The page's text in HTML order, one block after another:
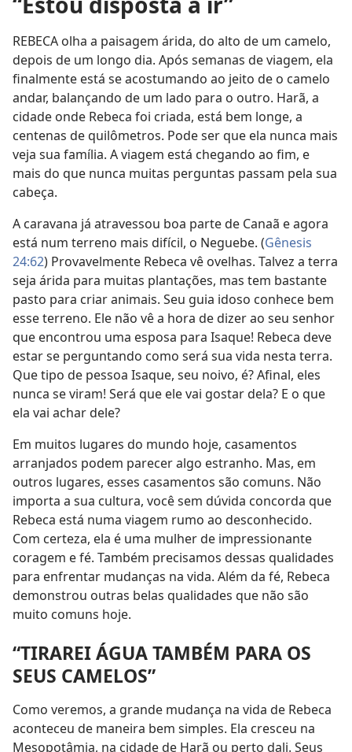
REBECA olha a paisagem árida, do alto de um camelo,
depois de um longo dia. Após semanas de viagem, ela
finalmente está se acostumando ao jeito de o camelo
andar, balançando de um lado para o outro. Harã, a
cidade onde Rebeca foi criada, está bem longe, a
centenas de quilômetros. Pode ser que ela nunca mais
veja sua família. A viagem está chegando ao fim, e
mais do que nunca muitas perguntas passam pela sua
cabeça.
A caravana já atravessou boa parte de Canaã e agora
está num terreno mais difícil, o Neguebe. (Gênesis
24:62) Provavelmente Rebeca vê ovelhas. Talvez a terra
seja árida para muitas plantações, mas tem bastante
pasto para criar animais. Seu guia idoso conhece bem
esse terreno. Ele não vê a hora de dizer ao seu senhor
que encontrou uma esposa para Isaque! Rebeca deve
estar se perguntando como será sua vida nesta terra.
Que tipo de pessoa Isaque, seu noivo, é? Afinal, eles
nunca se viram! Será que ele vai gostar dela? E o que
ela vai achar dele?
Em muitos lugares do mundo hoje, casamentos
arranjados podem parecer algo estranho. Mas, em
outros lugares, esses casamentos são comuns. Não
importa a sua cultura, você sem dúvida concorda que
Rebeca está numa viagem rumo ao desconhecido.
Com certeza, ela é uma mulher de impressionante
coragem e fé. Também precisamos dessas qualidades
para enfrentar mudanças na vida. Além da fé, Rebeca
demonstrou outras belas qualidades que não são
muito comuns hoje.
“TIRAREI ÁGUA TAMBÉM PARA OS
SEUS CAMELOS”
Como veremos, a grande mudança na vida de Rebeca
aconteceu de maneira bem simples. Ela cresceu na
Mesopotâmia, na cidade de Harã ou perto dali. Seus